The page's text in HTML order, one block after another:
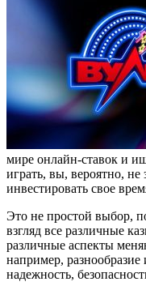
мире онлайн-ставок и
играть, вы, вероятно, не
инвестировать свое
Это не простой выбор,
взгляд все различные
различные аспекты
например,
надежность,